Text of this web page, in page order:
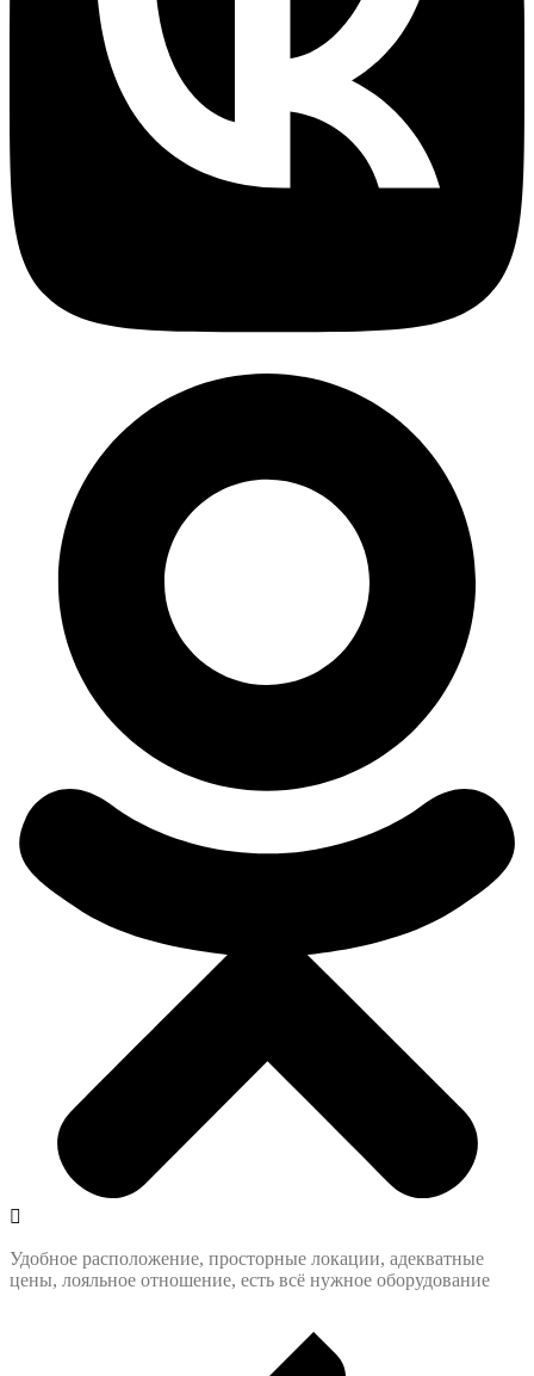
Удобное расположение, просторные локации, адекватные
цены, лояльное отношение, есть всё нужное оборудование